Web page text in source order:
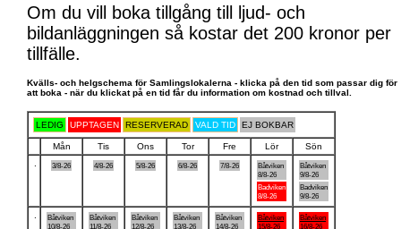
Om du vill boka tillgång till ljud- och
bildanläggningen så kostar det 200 kronor per
tillfälle.
Kvälls- och helgschema för Samlingslokalerna - klicka på den tid som passar dig för
att boka - när du klickat på en tid får du information om kostnad och tillval.
LEDIG UPPTAGEN RESERVERAD VALD TID EJ BOKBAR
Mån Tis Ons Tor Fre Lör
Sön
3/8-26 4/8-26 5/8-26 6/8-26 7/8-26
Båtviken
8/8-26
Badviken
8/8-26
Båtviken
9/8-26
Badviken
9/8-26
Båtviken
10/8-26
Båtviken
11/8-26
Båtviken
12/8-26
Båtviken
13/8-26
Båtviken
14/8-26
Båtviken
15/8-26
Båtviken
16/8-26